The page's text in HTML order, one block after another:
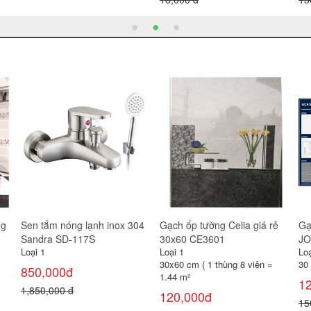
Gạch Prime 15x80 8996
Loại 1
0,96m²)
359,000đ
Gạch Prime 15x80 9310
Loại 1
15 x 80 cm (Thùng 8 viên =
0,96m²)
237,000đ